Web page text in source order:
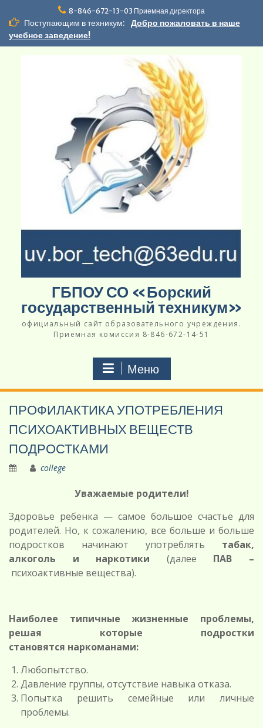
содержимому
8-846-672-13-03 Приемная директора
Поступающим в техникум:
Добро пожаловать в наше
учебное заведение!
ГБПОУ СО «Борский
государственный техникум»
официальный сайт образовательного учреждения.
Приемная комиссия 8-846-672-14-51
Меню
ПРОФИЛАКТИКА УПОТРЕБЛЕНИЯ
ПСИХОАКТИВНЫХ ВЕЩЕСТВ
ПОДРОСТКАМИ
college
Уважаемые родители!
Здоровье ребенка — самое большое счастье для
родителей. Но, к сожалению, все больше и больше
подростков начинают употреблять табак,
алкоголь и наркотики (далее ПАВ –
психоактивные вещества).
Наиболее типичные жизненные проблемы,
решая которые подростки
становятся наркоманами:
Любопытство.
Давление группы, отсутствие навыка отказа.
Попытка решить семейные или личные
проблемы.